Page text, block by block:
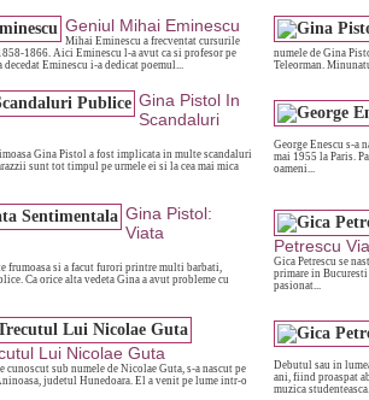
Geniul Mihai Eminescu
Mihai Eminescu a frecventat cursurile
1866. Aici Eminescu l-a avut ca si profesor pe
decedat Eminescu i-a dedicat poemul...
numele de Gina
Teleorman.
Gina Pistol In
Scandaluri
Gina Pistol a fost implicata in multe scandaluri
sunt tot timpul pe urmele ei si la cea mai mica
George Enescu s-a
mai 1955 la Paris.
oameni...
Gina Pistol:
Viata
frumoasa si a facut furori printre multi barbati,
Ca orice alta vedeta Gina a avut probleme cu
Petrescu
Gica Petrescu se
primare in
pasionat...
Lui Nicolae Guta
sub numele de Nicolae Guta, s-a nascut pe
judetul Hunedoara. El a venit pe lume intr-o
Debutul sau in
ani, fiind proaspat
muzica